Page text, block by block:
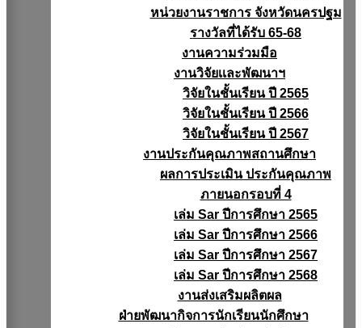
หน่วยงานราชการ จังหวัดนครปฐม
รางวัลที่ได้รับ 65-68
งานความร่วมมือ
งานวิจัยเเละพัฒนาฯ
วิจัยในชั้นเรียน ปี 2565
วิจัยในชั้นเรียน ปี 2566
วิจัยในชั้นเรียน ปี 2567
งานประกันคุณภาพสถานศึกษา
ผลการประเมิน ประกันคุณภาพ
ภายนอกรอบที่ 4
เล่ม Sar ปีการศึกษา 2565
เล่ม Sar ปีการศึกษา 2566
เล่ม Sar ปีการศึกษา 2567
เล่ม Sar ปีการศึกษา 2568
งานส่งเสริมผลิตผล
ฝ่ายพัฒนากิจการนักเรียนนักศึกษา